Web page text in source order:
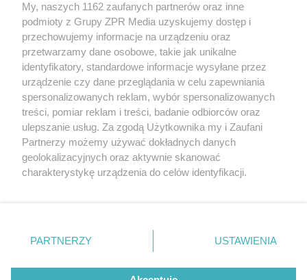
Żaden utwór zamieszczony w serwisie nie może być powielany i
rozpowszechniany lub dalej rozpowszechniany w jakikolwiek sposób (w
tym także elektroniczny lub mechaniczny) na jakimkolwiek polu
eksploatacji w jakiejkolwiek formie, włącznie z umieszczaniem w
Internecie bez pisemnej zgody właściciela praw. Jakiekolwiek użycie lub
wykorzystanie utworów w całości lub w części z naruszeniem prawa,
tzn. bez właściwej zgody, jest zabronione pod groźbą kary i może być
ścigane prawnie.
© 2026 Grupa ZPR Media
My, naszych 1162 zaufanych partnerów oraz inne
podmioty z Grupy ZPR Media uzyskujemy dostęp i
przechowujemy informacje na urządzeniu oraz
przetwarzamy dane osobowe, takie jak unikalne
identyfikatory, standardowe informacje wysyłane przez
urządzenie czy dane przeglądania w celu zapewniania
spersonalizowanych reklam, wybór spersonalizowanych
treści, pomiar reklam i treści, badanie odbiorców oraz
ulepszanie usług. Za zgodą Użytkownika my i Zaufani
Partnerzy możemy używać dokładnych danych
geolokalizacyjnych oraz aktywnie skanować
charakterystykę urządzenia do celów identyfikacji.
zmienić/wycofać klikając przycisk ustawień prywatności
znajdujący się w lewym dolnym rogu strony
rodzaje przetwarzania danych nie wymagają zgody
PARTNERZY USTAWIENIA